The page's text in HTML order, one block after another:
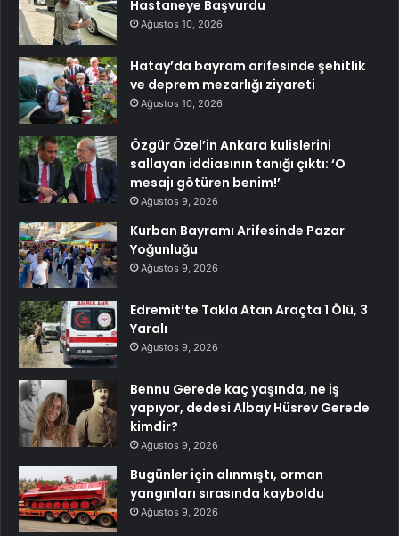
Hastaneye Başvurdu
Ağustos 10, 2026
Hatay’da bayram arifesinde şehitlik
ve deprem mezarlığı ziyareti
Ağustos 10, 2026
Özgür Özel’in Ankara kulislerini
sallayan iddiasının tanığı çıktı: ‘O
mesajı götüren benim!’
Ağustos 9, 2026
Kurban Bayramı Arifesinde Pazar
Yoğunluğu
Ağustos 9, 2026
Edremit’te Takla Atan Araçta 1 Ölü, 3
Yaralı
Ağustos 9, 2026
Bennu Gerede kaç yaşında, ne iş
yapıyor, dedesi Albay Hüsrev Gerede
kimdir?
Ağustos 9, 2026
Bugünler için alınmıştı, orman
yangınları sırasında kayboldu
Ağustos 9, 2026